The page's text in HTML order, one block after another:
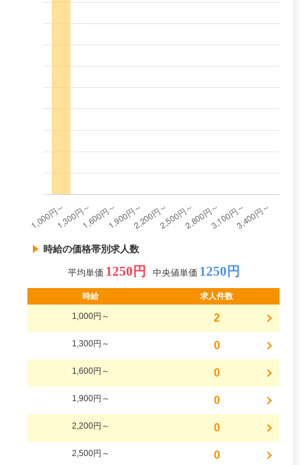
時給の価格帯別求人数
平均単価 1250円 中央値単価 1250円
時給 求人件数
1,000円～ 2
1,300円～ 0
1,600円～ 0
1,900円～ 0
2,200円～ 0
2,500円～ 0